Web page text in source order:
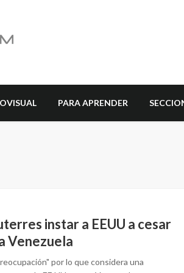
PARA APRENDER
instar a EEUU a cesar
Venezuela
por lo que considera una